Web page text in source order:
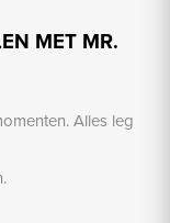
MET MR.
Alles leg